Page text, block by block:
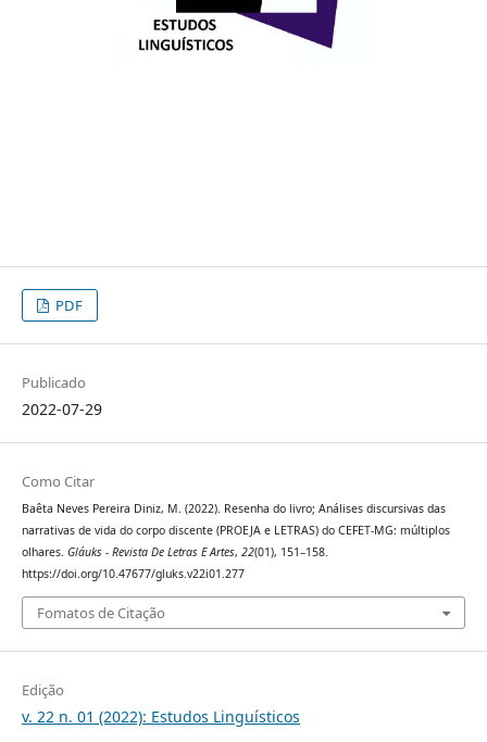
PDF
Publicado
2022-07-29
Como Citar
Baêta Neves Pereira Diniz, M. (2022). Resenha do livro; Análises discursivas das
narrativas de vida do corpo discente (PROEJA e LETRAS) do CEFET-MG: múltiplos
olhares. Gláuks - Revista De Letras E Artes, 22(01), 151–158.
https://doi.org/10.47677/gluks.v22i01.277
Fomatos de Citação
Edição
v. 22 n. 01 (2022): Estudos Linguísticos